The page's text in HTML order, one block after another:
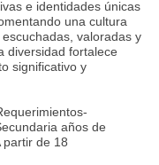
e identidades únicas
una cultura
valoradas y
diversidad fortalece
significativo y
años de
partir de 18